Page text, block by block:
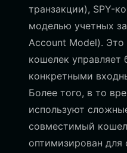
транзакции), SPY-
моделью учетных
Account Model). Это
кошелек управляет
конкретными
Более того, в то
используют
совместимый
оптимизирован для